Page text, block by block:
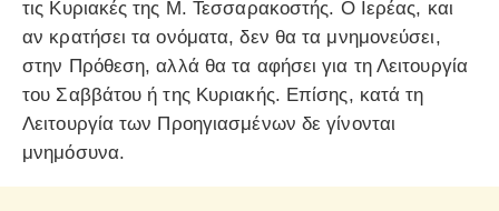
τις Κυριακές της Μ. Τεσσαρακοστής. Ο Ιερέας, και
αν κρατήσει τα ονόματα, δεν θα τα μνημονεύσει,
στην Πρόθεση, αλλά θα τα αφήσει για τη Λειτουργία
του Σαββάτου ή της Κυριακής. Επίσης, κατά τη
Λειτουργία των Προηγιασμένων δε γίνονται
μνημόσυνα.